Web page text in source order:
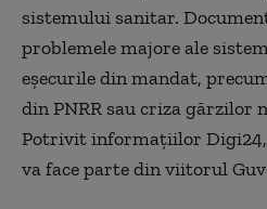
sistemului sanitar.
problemele majore ale
eșecurile din mandat,
din PNRR sau criza gărzilor
Potrivit informațiilor
va face parte din viitorul